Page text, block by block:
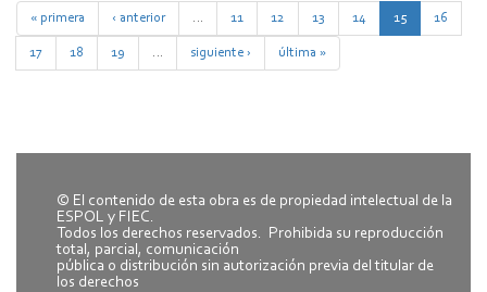
« primera ‹ anterior 11 12 13 14 15 16
17 18 19 siguiente › última »
© El contenido de esta obra es de propiedad intelectual de la
ESPOL y FIEC.
Todos los derechos reservados. Prohibida su reproducción
total, parcial, comunicación
pública o distribución sin autorización previa del titular de
los derechos